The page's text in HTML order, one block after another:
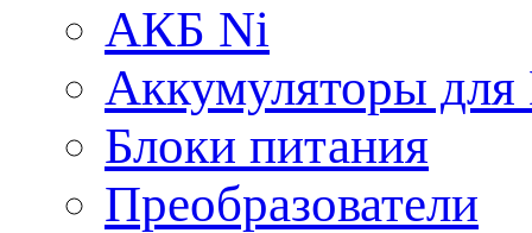
АКБ Ni
Аккумуляторы
Блоки питания
Преобразователи